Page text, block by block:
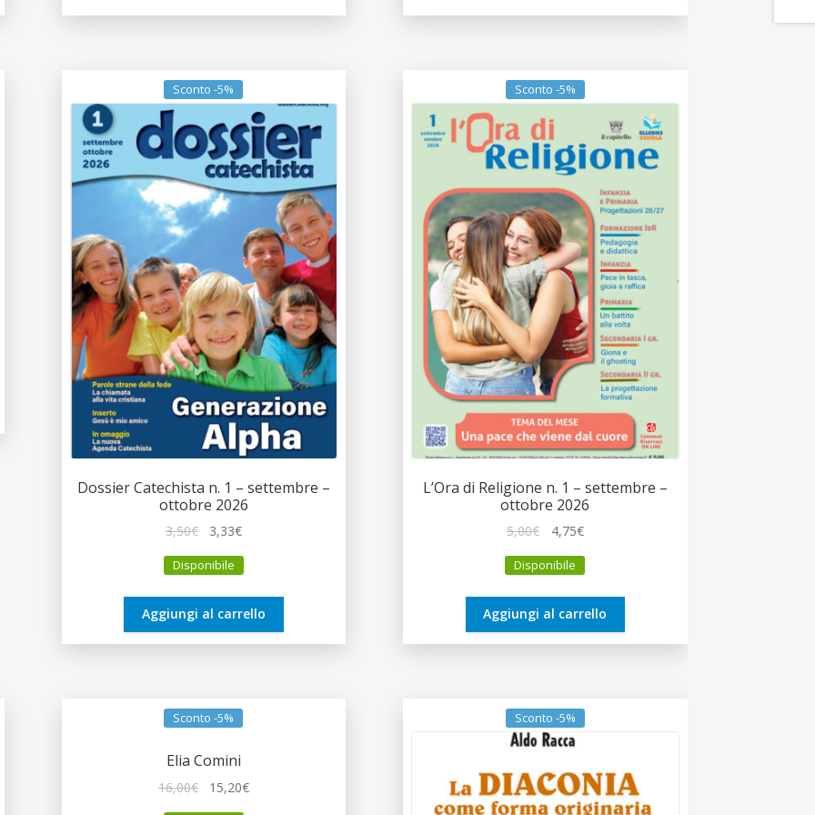
Sconto -5%
Dossier Catechista n. 1 – settembre –
ottobre 2026
3,50€
originale
3,50€.
3,33€Il
attuale
3,33€.
Disponibile
Aggiungi al carrello
Sconto -5%
L’Ora di Religione n. 1 – settembre –
ottobre 2026
5,00€
originale
5,00€.
4,75€Il
attuale
4,75€.
Disponibile
Aggiungi al carrello
Sconto -5%
Elia Comini
16,00€ 15,20€Il
Sconto -5%